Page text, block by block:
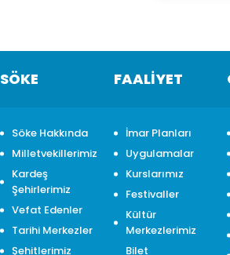
SÖKE
Söke Hakkında
Milletvekillerimiz
Kardeş
Şehirlerimiz
Vefat Edenler
Tarihi Merkezler
Şehitlerimiz
FAALİYET
İmar Planları
Uygulamalar
Kurslarımız
Festivaller
Kültür
Merkezlerimiz
Bilet